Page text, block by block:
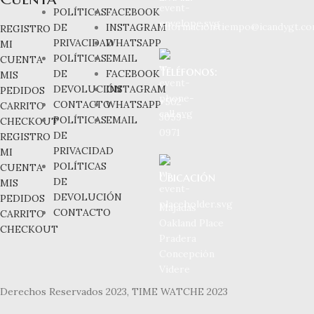
REGISTRO
MI
CUENTA
MIS
PEDIDOS
CARRITO
CHECKOUT
REGISTRO
MI
CUENTA
MIS
PEDIDOS
CARRITO
CHECKOUT
POLÍTICAS
DE
PRIVACIDAD
POLÍTICAS
DE
DEVOLUCIÓN
CONTACTO
POLÍTICAS
DE
PRIVACIDAD
POLÍTICAS
DE
DEVOLUCIÓN
CONTACTO
FACEBOOK
INSTAGRAM
WHATSAPP
EMAIL
FACEBOOK
INSTAGRAM
WHATSAPP
EMAIL
+502
Derechos Reservados 2023, TIME WATCHE 2023